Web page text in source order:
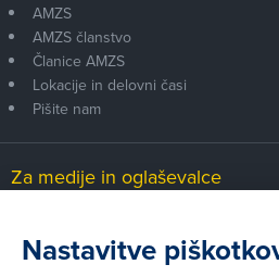
AMZS
AMZS članstvo
Članice AMZS
Lokacije in delovni časi
Pišite nam
Za medije in oglaševalce
Nastavitve